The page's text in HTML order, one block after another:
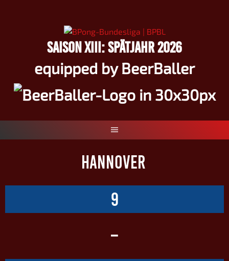
SAISON XIII: SPÄTJAHR 2026
equipped by BeerBaller
HANNOVER
9
–